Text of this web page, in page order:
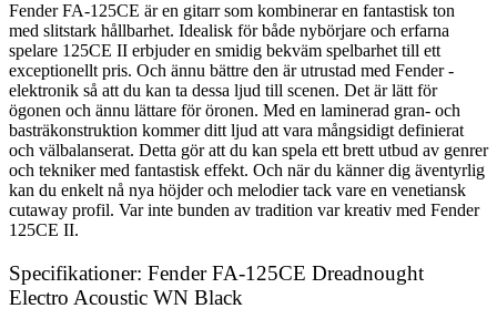
Fender FA-125CE är en gitarr som kombinerar en fantastisk ton
med slitstark hållbarhet. Idealisk för både nybörjare och erfarna
spelare 125CE II erbjuder en smidig bekväm spelbarhet till ett
exceptionellt pris. Och ännu bättre den är utrustad med Fender -
elektronik så att du kan ta dessa ljud till scenen. Det är lätt för
ögonen och ännu lättare för öronen. Med en laminerad gran- och
basträkonstruktion kommer ditt ljud att vara mångsidigt definierat
och välbalanserat. Detta gör att du kan spela ett brett utbud av genrer
och tekniker med fantastisk effekt. Och när du känner dig äventyrlig
kan du enkelt nå nya höjder och melodier tack vare en venetiansk
cutaway profil. Var inte bunden av tradition var kreativ med Fender
125CE II.
Specifikationer: Fender FA-125CE Dreadnought
Electro Acoustic WN Black